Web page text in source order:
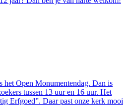
het Open Monumentendag. Dan is
tussen 13 uur en 16 uur. Het
Erfgoed”. Daar past onze kerk mooi